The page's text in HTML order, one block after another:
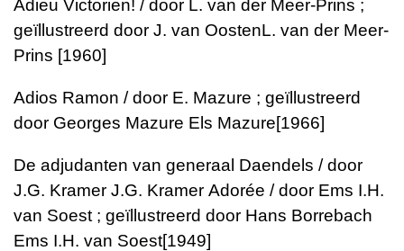
Adieu Victorien! / door L. van der Meer-Prins ;
geïllustreerd door J. van OostenL. van der Meer-
Prins [1960]
Adios Ramon / door E. Mazure ; geïllustreerd
door Georges Mazure Els Mazure[1966]
De adjudanten van generaal Daendels / door
J.G. Kramer J.G. Kramer Adorée / door Ems I.H.
van Soest ; geïllustreerd door Hans Borrebach
Ems I.H. van Soest[1949]